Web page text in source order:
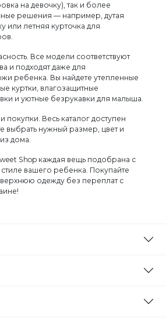
на девочку), так и более
решения — например, дутая
или летняя курточка для
Все модели соответствуют
и подходят даже для
ребенка. Вы найдете утепленные
куртки, влагозащитные
и уютные безрукавки для малыша.
покупки. Весь каталог доступен
выбрать нужный размер, цвет и
дома.
Shop каждая вещь подобрана с
вашего ребенка. Покупайте
одежду без переплат с